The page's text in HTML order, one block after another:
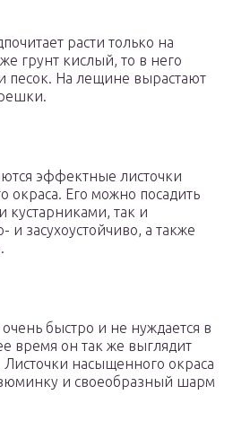
расти только на
грунт кислый, то в него
песок. На лещине вырастают
эффектные листочки
Его можно посадить
кустарниками, так и
засухоустойчиво, а также
очень быстро и не нуждается в
время он так же выглядит
Листочки насыщенного окраса
и своеобразный шарм